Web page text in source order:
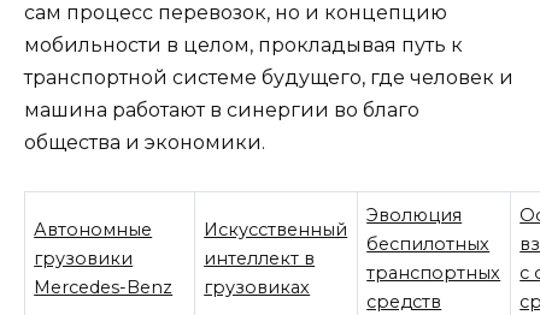
сам процесс перевозок, но и концепцию
мобильности в целом, прокладывая путь к
транспортной системе будущего, где человек и
машина работают в синергии во благо
общества и экономики.
Автономные
грузовики
Mercedes-Benz
Искусственный
интеллект в
грузовиках
Эволюция
беспилотных
транспортных
средств
с